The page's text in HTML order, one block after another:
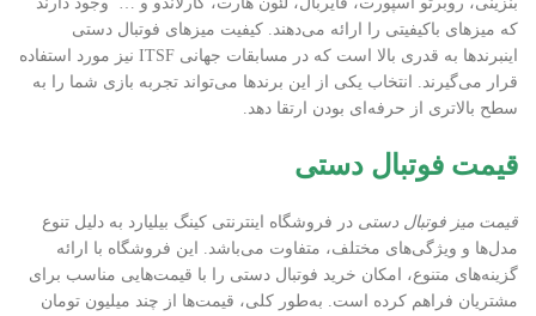
که میزهای باکیفیتی را ارائه می‌دهند. کیفیت میزهای فوتبال دستی
اینبرندها به قدری بالا است که در مسابقات جهانی ITSF نیز مورد استفاده
قرار می‌گیرند. انتخاب یکی از این برندها می‌تواند تجربه بازی شما را به
سطح بالاتری از حرفه‌ای بودن ارتقا دهد.
قیمت فوتبال دستی
قیمت میز فوتبال دستی در فروشگاه اینترنتی کینگ بیلیارد به دلیل تنوع
مدل‌ها و ویژگی‌های مختلف، متفاوت می‌باشد. این فروشگاه با ارائه
گزینه‌های متنوع، امکان خرید فوتبال دستی را با قیمت‌هایی مناسب برای
مشتریان فراهم کرده است. به‌طور کلی، قیمت‌ها از چند میلیون تومان